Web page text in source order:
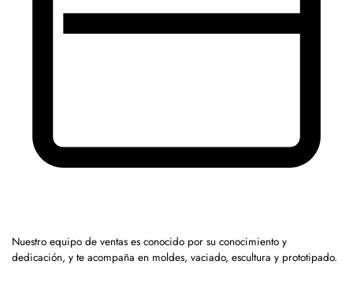
Nuestro equipo de ventas es conocido por su conocimiento y
dedicación, y te acompaña en moldes, vaciado, escultura y prototipado.